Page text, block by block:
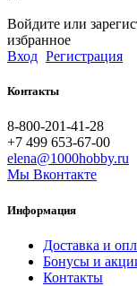
Войдите или
избранное
Вход Регистрация
Контакты
8-800-201-41-28
+7 499 653-67-00
elena@1000hobby.ru
Мы Вконтакте
Информация
Доставка и
Бонусы и
Контакты